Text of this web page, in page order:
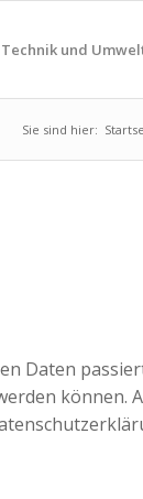
Technik und
Sie sind hier:
Daten
können.